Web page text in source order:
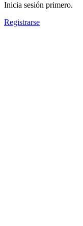
Inicia sesión primero.
Registrarse